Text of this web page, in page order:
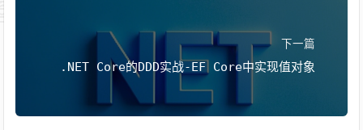
下一篇
.NET Core的DDD实战-EF Core中实现值对象